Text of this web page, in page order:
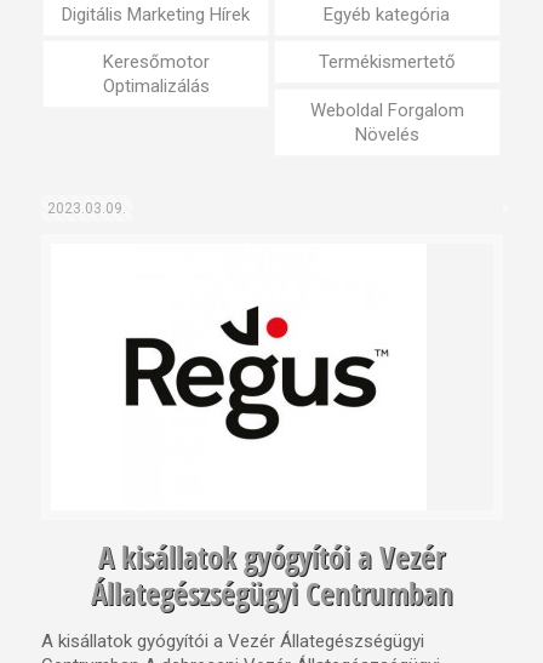
Digitális Marketing Hírek Egyéb kategória
Keresőmotor
Optimalizálás
Termékismertető
Weboldal Forgalom
Növelés
2023.03.09.
A kisállatok gyógyítói a Vezér
Állategészségügyi Centrumban
A kisállatok gyógyítói a Vezér Állategészségügyi